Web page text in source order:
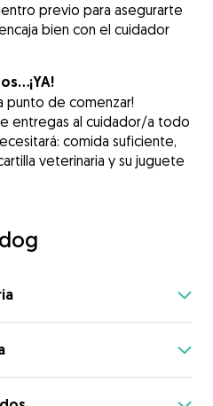
previo para asegurarte
bien con el cuidador
punto de comenzar!
entregas al cuidador/a todo
comida suficiente,
veterinaria y su juguete